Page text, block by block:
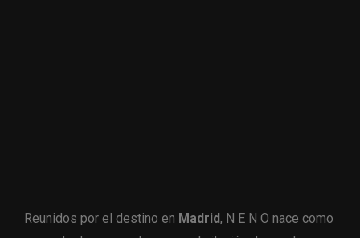
Reunidos por el destino en Madrid, N E N O nace como